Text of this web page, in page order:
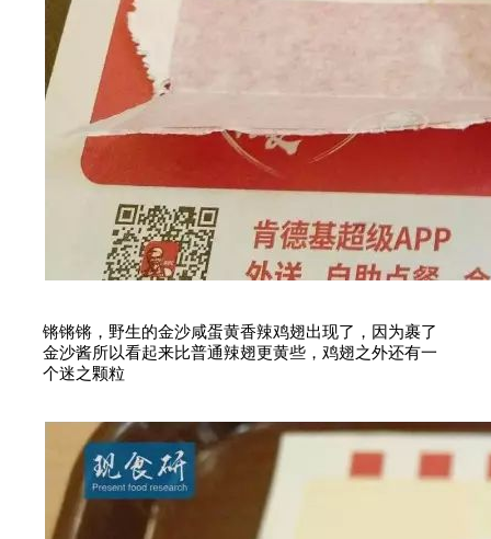
锵锵锵，野生的金沙咸蛋黄香辣鸡翅出现了，因为裹了
金沙酱所以看起来比普通辣翅更黄些，鸡翅之外还有一
个迷之颗粒